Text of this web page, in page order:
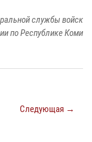
службы войск
по Республике Коми
Следующая →